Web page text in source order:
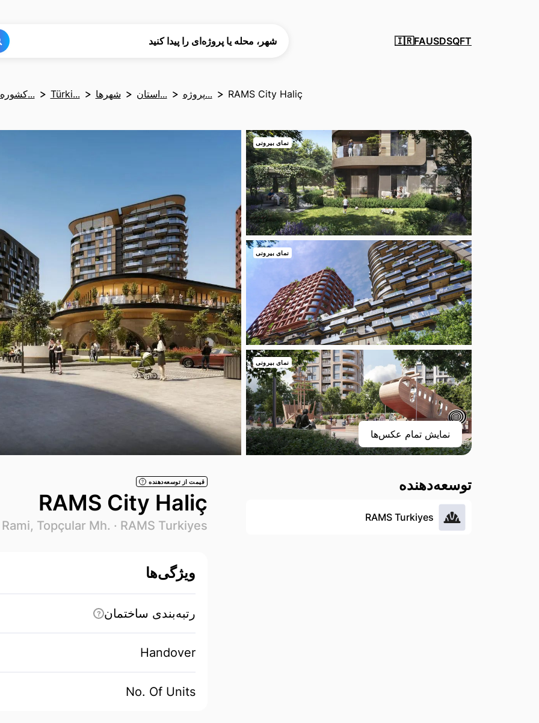
شهر، محله یا پروژه‌ای را پیدا کنید
🇮🇷FAUSDSQFT
کشوره... Türki... شهرها استان... پروژه... RAMS City Haliç
نمای بیرونی
نمای بیرونی
نمای بیرونی
نمایش تمام عکس‌ها
قیمت از توسعه‌دهنده ?
RAMS City Haliç
Rami, Topçular Mh. · RAMS Turkiyes
ویژگی‌ها
رتبه‌بندی ساختمان ?
Handover
No. Of Units
توسعه‌دهنده
RAMS Turkiyes